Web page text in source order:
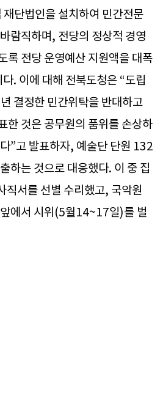
단법인을 설치하여 민간전문
람직하며, 전당의 정상적 경영
록 전당 운영예산 지원액을 대폭
. 이에 대해 전북도청은 “도립
결정한 민간위탁을 반대하고
한 것은 공무원의 품위를 손상하
”고 발표하자, 예술단 단원 132
하는 것으로 대응했다. 이 중 집
직서를 선별 수리했고, 국악원
에서 시위(5월14~17일)를 벌